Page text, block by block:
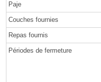
Paje
Couches fournies
Repas fournis
Périodes de fermeture